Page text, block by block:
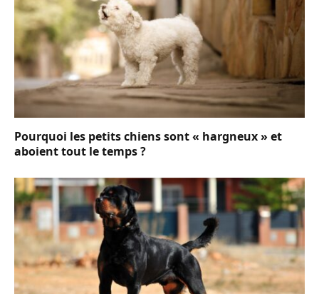
Pourquoi les petits chiens sont « hargneux » et
aboient tout le temps ?